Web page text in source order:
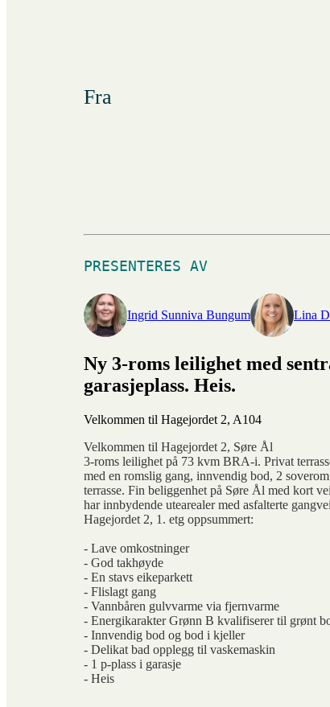
Fra
PRESENTERES AV
Ingrid Sunniva Bungum Lina
Ny 3-roms leilighet med
garasjeplass. Heis.
Velkommen til Hagejordet 2, A104
Velkommen til Hagejordet 2, Søre Ål
3-roms leilighet på 73 kvm BRA-i. Privat
med en romslig gang, innvendig bod, 2
terrasse. Fin beliggenhet på Søre Ål med kort
har innbydende utearealer med asfalterte
Hagejordet 2, 1. etg oppsummert:
- Lave omkostninger
- God takhøyde
- En stavs eikeparkett
- Flislagt gang
- Vannbåren gulvvarme via fjernvarme
- Energikarakter Grønn B kvalifiserer til grønt
- Innvendig bod og bod i kjeller
- Delikat bad opplegg til vaskemaskin
- 1 p-plass i garasje
- Heis